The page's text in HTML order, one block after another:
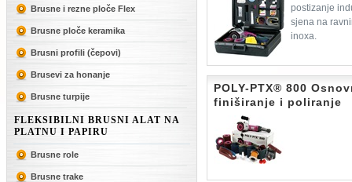
Brusne i rezne ploče Flex
Brusne ploče keramika
Brusni profili (čepovi)
Brusevi za honanje
Brusne turpije
FLEKSIBILNI BRUSNI ALAT NA
PLATNU I PAPIRU
Brusne role
Brusne trake
postizanje
sjena na
inoxa.
POLY-PTX® 800
finiširanje i poliranje